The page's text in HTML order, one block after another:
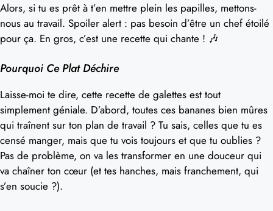
Alors, si tu es prêt à t’en mettre plein les papilles, mettons-
nous au travail. Spoiler alert : pas besoin d’être un chef étoilé
pour ça. En gros, c’est une recette qui chante ! 🎶
Pourquoi Ce Plat Déchire
Laisse-moi te dire, cette recette de galettes est tout
simplement géniale. D’abord, toutes ces bananes bien mûres
qui traînent sur ton plan de travail ? Tu sais, celles que tu es
censé manger, mais que tu vois toujours et que tu oublies ?
Pas de problème, on va les transformer en une douceur qui
va chaîner ton cœur (et tes hanches, mais franchement, qui
s’en soucie ?).